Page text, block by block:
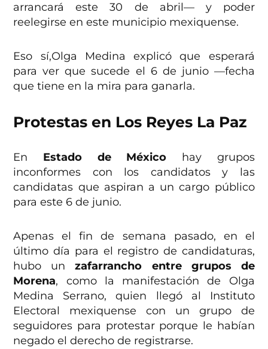
arrancará este 30 de abril— y poder
reelegirse en este municipio mexiquense.
Eso sí,Olga Medina explicó que esperará
para ver que sucede el 6 de junio —fecha
que tiene en la mira para ganarla.
Protestas en Los Reyes La Paz
En Estado de México hay grupos
inconformes con los candidatos y las
candidatas que aspiran a un cargo público
para este 6 de junio.
Apenas el fin de semana pasado, en el
último día para el registro de candidaturas,
hubo un zafarrancho entre grupos de
Morena, como la manifestación de Olga
Medina Serrano, quien llegó al Instituto
Electoral mexiquense con un grupo de
seguidores para protestar porque le habían
negado el derecho de registrarse.